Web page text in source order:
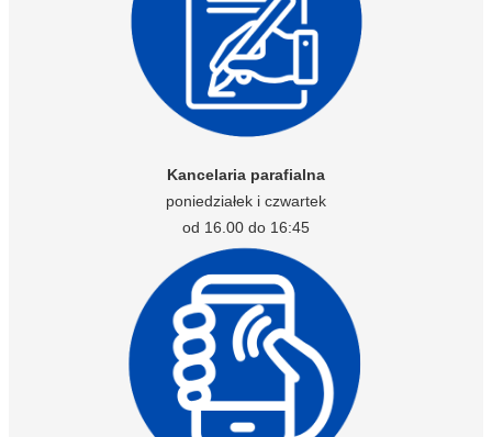
Kancelaria parafialna
poniedziałek i czwartek
od 16.00 do 16:45